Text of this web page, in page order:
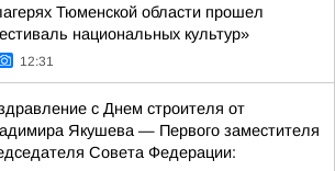
Тюменской области прошел
национальных культур»
12:31
с Днем строителя от
Якушева — Первого заместителя
Совета Федерации: